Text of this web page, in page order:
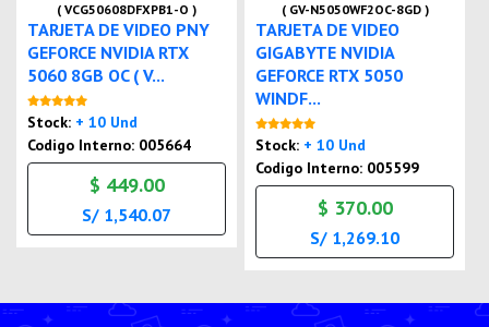
( VCG50608DFXPB1-O )
TARJETA DE VIDEO PNY
GEFORCE NVIDIA RTX
5060 8GB OC ( V...
Stock: + 10 Und
Codigo Interno: 005664
$ 449.00
S/ 1,540.07
( GV-N5050WF2OC-8GD )
TARJETA DE VIDEO
GIGABYTE NVIDIA
GEFORCE RTX 5050
WINDF...
Stock: + 10 Und
Codigo Interno: 005599
$ 370.00
S/ 1,269.10